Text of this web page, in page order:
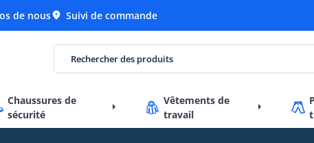
de nous Suivi de commande
Chaussures de
sécurité
Vêtements de
travail